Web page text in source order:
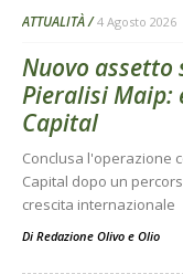
ATTUALITÀ 4 Agosto 2026
Nuovo
Pieralisi Maip:
Capital
Conclusa l'operazione
Capital dopo un
crescita internazionale
Di Redazione Olivo e Olio